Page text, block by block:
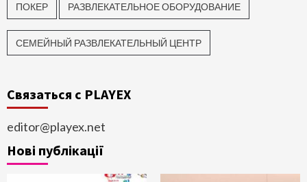
ПОКЕР РАЗВЛЕКАТЕЛЬНОЕ ОБОРУДОВАНИЕ
СЕМЕЙНЫЙ РАЗВЛЕКАТЕЛЬНЫЙ ЦЕНТР
Связаться с PLAYEX
editor@playex.net
Нові публікації